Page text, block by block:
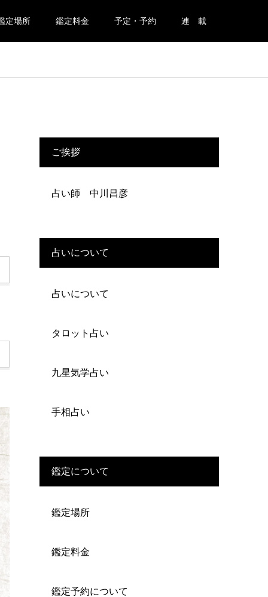
定場所 鑑定料金 予定・予約 連 載
ご挨拶
占い師 中川昌彦
占いについて
占いについて
タロット占い
九星気学占い
手相占い
鑑定について
鑑定場所
鑑定料金
鑑定予約について